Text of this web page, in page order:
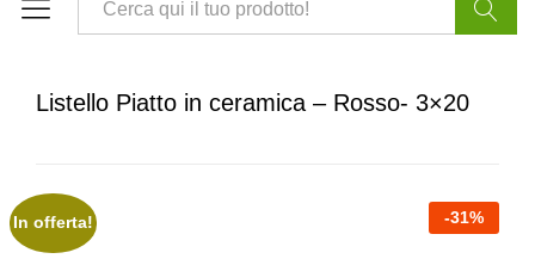
Listello Piatto in ceramica – Rosso- 3×20
In offerta! -31%